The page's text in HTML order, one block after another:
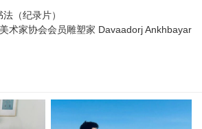
（纪录片）
术家协会会员雕塑家 Davaadorj Ankhbayar